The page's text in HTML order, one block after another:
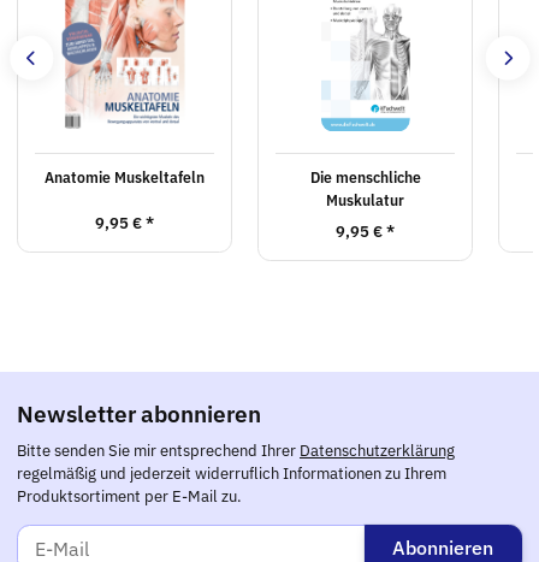
Anatomie Muskeltafeln
9,95 €*
Die menschliche
Muskulatur
9,95 €*
Newsletter abonnieren
Bitte senden Sie mir entsprechend Ihrer Datenschutzerklärung
regelmäßig und jederzeit widerruflich Informationen zu Ihrem
Produktsortiment per E-Mail zu.
Abonnieren